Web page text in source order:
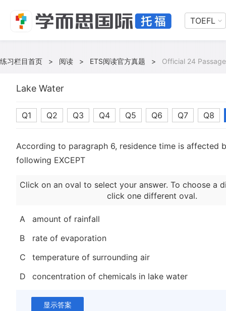
TOEFL
练习栏目首页 > 阅读 > ETS阅读官方真题 > Official 24
Lake Water
Q1 Q2 Q3 Q4 Q5 Q6 Q7 Q8
According to paragraph 6, residence time is affected
following EXCEPT
Click on an oval to select your answer. To choose a
click one different oval.
A
amount of rainfall
B
rate of evaporation
C
temperature of surrounding air
D
concentration of chemicals in lake water
显示答案